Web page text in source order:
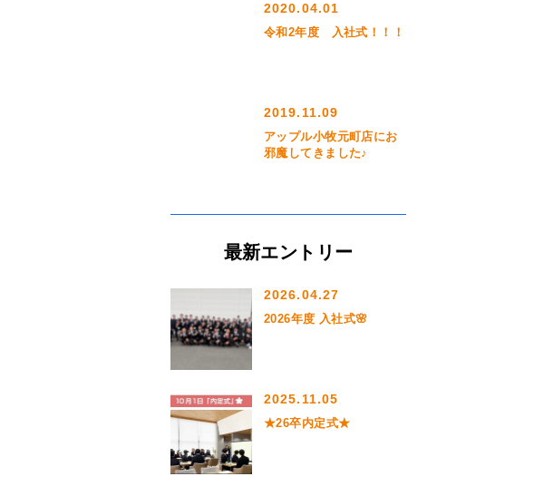
2020.04.01
令和2年度 入社式！！！
2019.11.09
アップル小牧元町店にお
邪魔してきました♪
最新エントリー
2026.04.27
2026年度 入社式🌸
2025.11.05
★26卒内定式★